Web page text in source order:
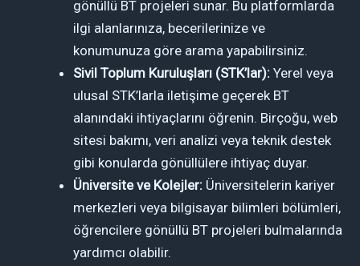
gönüllü BT projeleri sunar. Bu platformlarda
ilgi alanlarınıza, becerilerinize ve
konumunuza göre arama yapabilirsiniz.
Sivil Toplum Kuruluşları (STK’lar): Yerel veya
ulusal STK’larla iletişime geçerek BT
alanındaki ihtiyaçlarını öğrenin. Birçoğu, web
sitesi bakımı, veri analizi veya teknik destek
gibi konularda gönüllülere ihtiyaç duyar.
Üniversite ve Kolejler: Üniversitelerin kariyer
merkezleri veya bilgisayar bilimleri bölümleri,
öğrencilere gönüllü BT projeleri bulmalarında
yardımcı olabilir.